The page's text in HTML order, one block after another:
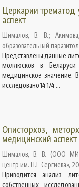
Церкарии
аспект
Шималов, В. В.;
образовательный
Представлены данные
моллюсков в
медицинское значение.
исследовано 14 174 ...
Описторхоз,
медицинский аспект
Шималов, В. В. (ООО МИП
центр им. П.Г. Сергиева»,
Приводится анализ
собственных